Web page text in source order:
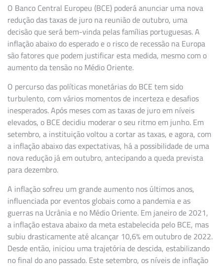
O Banco Central Europeu (BCE) poderá anunciar uma nova
redução das taxas de juro na reunião de outubro, uma
decisão que será bem-vinda pelas famílias portuguesas. A
inflação abaixo do esperado e o risco de recessão na Europa
são fatores que podem justificar esta medida, mesmo com o
aumento da tensão no Médio Oriente.
O percurso das políticas monetárias do BCE tem sido
turbulento, com vários momentos de incerteza e desafios
inesperados. Após meses com as taxas de juro em níveis
elevados, o BCE decidiu moderar o seu ritmo em junho. Em
setembro, a instituição voltou a cortar as taxas, e agora, com
a inflação abaixo das expectativas, há a possibilidade de uma
nova redução já em outubro, antecipando a queda prevista
para dezembro.
A inflação sofreu um grande aumento nos últimos anos,
influenciada por eventos globais como a pandemia e as
guerras na Ucrânia e no Médio Oriente. Em janeiro de 2021,
a inflação estava abaixo da meta estabelecida pelo BCE, mas
subiu drasticamente até alcançar 10,6% em outubro de 2022.
Desde então, iniciou uma trajetória de descida, estabilizando
no final do ano passado. Este setembro, os níveis de inflação